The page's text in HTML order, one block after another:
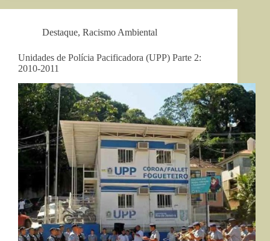
Destaque, Racismo Ambiental
Unidades de Polícia Pacificadora (UPP) Parte 2:
2010-2011